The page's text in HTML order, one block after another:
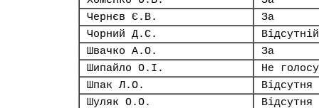
Чернєв Є.В.
За
Чорний Д.С.
Відсутній
Швачко А.О.
За
Шипайло О.І.
Не
Шпак Л.О.
Відсутня
Шуляк О.О.
Відсутня